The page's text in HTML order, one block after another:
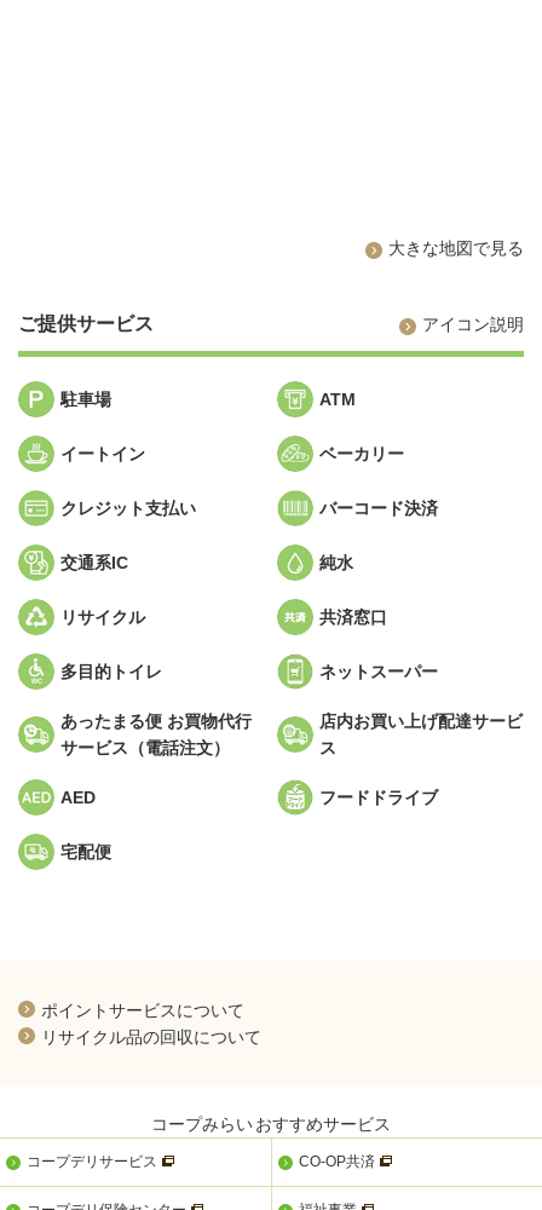
大きな地図で見る
ご提供サービス アイコン説明
駐車場 ATM
イートイン ベーカリー
クレジット支払い バーコード決済
交通系IC 純水
リサイクル 共済窓口
多目的トイレ ネットスーパー
あったまる便 お買物代行
サービス（電話注文）
店内お買い上げ配達サービ
ス
AED フードドライブ
宅配便
ポイントサービスについて
リサイクル品の回収について
コープみらいおすすめサービス
コープデリサービス 新規ウィンドウを開きますCO-OP共済新規ウィンドウを開きま